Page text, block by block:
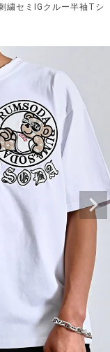
繍セミIGクルー半袖Tシ